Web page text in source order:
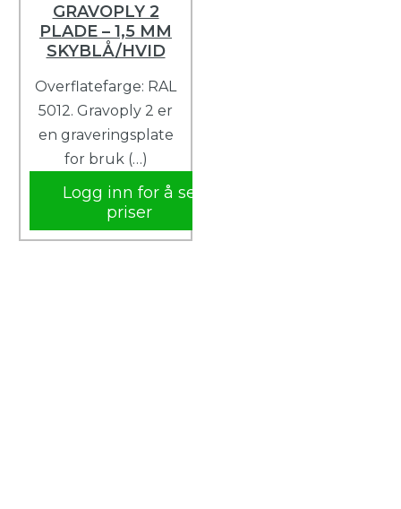
GRAVOPLY 2
PLADE – 1,5 MM
SKYBLÅ/HVID
Overflatefarge: RAL
5012. Gravoply 2 er
en graveringsplate
for bruk (…)
Logg inn for å se
priser